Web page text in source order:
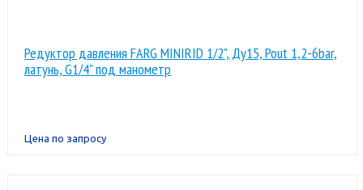
Редуктор давления FARG MINIRID 1/2", Ду15, Pout 1,2-6bar,
латунь, G1/4" под манометр
Цена по запросу